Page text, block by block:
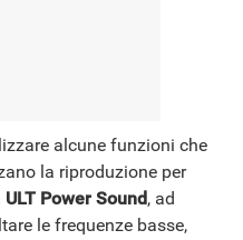
alcune funzioni che
la riproduzione per
ULT Power Sound, ad
le frequenze basse,